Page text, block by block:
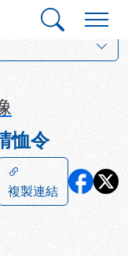
恤令
複製連結